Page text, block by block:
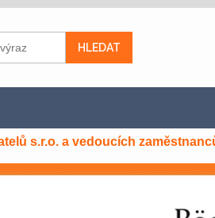
s.r.o. a vedoucích